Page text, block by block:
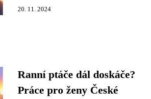
20. 11. 2024
Ranní ptáče dál doskáče?
Práce pro ženy České